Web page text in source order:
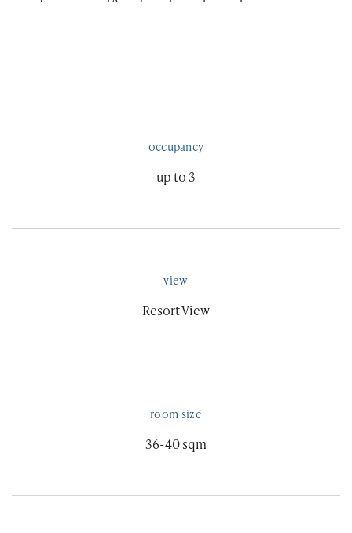
occupancy
up to 3
view
Resort View
room size
36-40 sqm